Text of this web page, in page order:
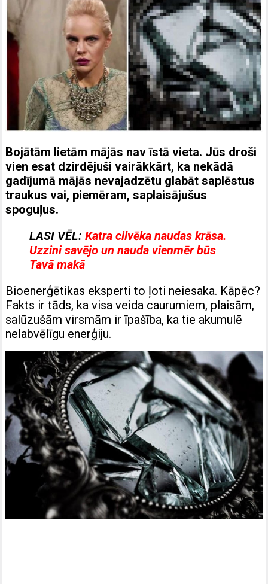
Bojātām lietām mājās nav īstā vieta. Jūs droši
vien esat dzirdējuši vairākkārt, ka nekādā
gadījumā mājās nevajadzētu glabāt saplēstus
traukus vai, piemēram, saplaisājušus
spoguļus.
LASI VĒL:Katra cilvēka naudas krāsa.
Uzzini savējo un nauda vienmēr būs
Tavā makā
Bioenerģētikas eksperti to ļoti neiesaka. Kāpēc?
Fakts ir tāds, ka visa veida caurumiem, plaisām,
salūzušām virsmām ir īpašība, ka tie akumulē
nelabvēlīgu enerģiju.